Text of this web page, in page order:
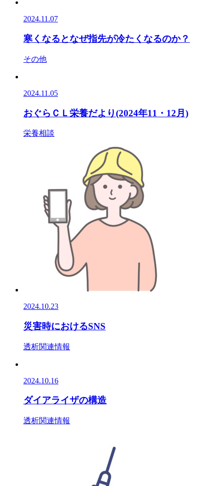
2024.11.07
寒くなるとなぜ指先が冷たくなるのか？
その他
2024.11.05
おぐらＣＬ栄養だより(2024年11・12月)
栄養相談
2024.10.23
災害時におけるSNS
透析関連情報
2024.10.16
ダイアライザの構造
透析関連情報